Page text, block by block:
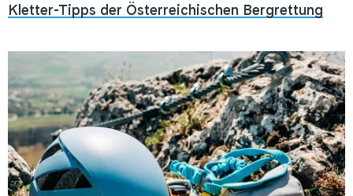
Kletter-Tipps der Österreichischen Bergrettung